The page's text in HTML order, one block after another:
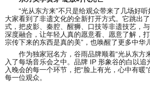
“光从东方来”不只是给观众带来了几场好
大家看到了非遗文化的全新打开方式。它跳出
式，把皮影、秦腔、醒狮、口技等非遗技艺，
深度融合，让年轻人真的愿意看、愿意了解，
宗传下来的东西是真的美”，也唤醒了更多中华
作为独家冠名方，谷雨品牌顺着“光从东方
入了每场音乐会之中。品牌 IP 形象谷的白以追
入晚会的每一个环节，把“脸上有光，心中有暖
每一位观众。